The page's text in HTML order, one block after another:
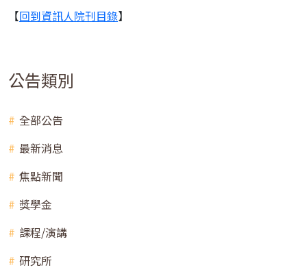
【回到資訊人院刊目錄】
公告類別
全部公告
最新消息
焦點新聞
獎學金
課程/演講
研究所